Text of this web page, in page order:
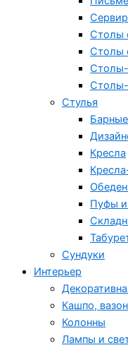
Столы
Столы
Столы-
Стулья
Кресла
Пуфы и
Сундуки
Интерьер
Кашпо,
Колонны
Лампы и